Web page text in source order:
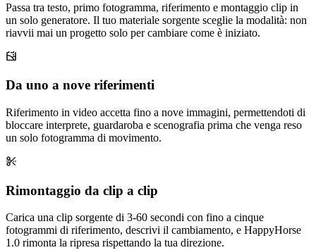
Passa tra testo, primo fotogramma, riferimento e montaggio clip in
un solo generatore. Il tuo materiale sorgente sceglie la modalità: non
riavvii mai un progetto solo per cambiare come è iniziato.
Da uno a nove riferimenti
Riferimento in video accetta fino a nove immagini, permettendoti di
bloccare interprete, guardaroba e scenografia prima che venga reso
un solo fotogramma di movimento.
Rimontaggio da clip a clip
Carica una clip sorgente di 3-60 secondi con fino a cinque
fotogrammi di riferimento, descrivi il cambiamento, e HappyHorse
1.0 rimonta la ripresa rispettando la tua direzione.